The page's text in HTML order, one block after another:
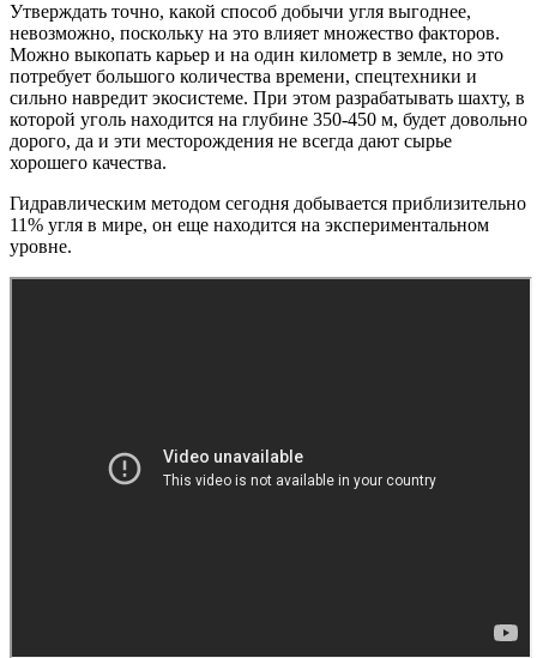
Утверждать точно, какой способ добычи угля выгоднее,
невозможно, поскольку на это влияет множество факторов.
Можно выкопать карьер и на один километр в земле, но это
потребует большого количества времени, спецтехники и
сильно навредит экосистеме. При этом разрабатывать шахту, в
которой уголь находится на глубине 350-450 м, будет довольно
дорого, да и эти месторождения не всегда дают сырье
хорошего качества.
Гидравлическим методом сегодня добывается приблизительно
11% угля в мире, он еще находится на экспериментальном
уровне.